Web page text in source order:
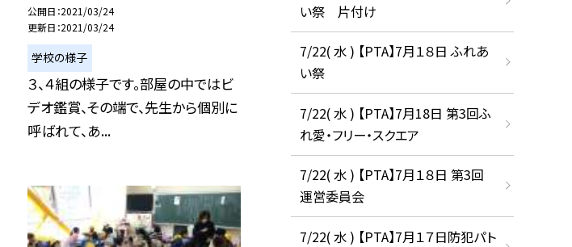
公開日 2021/03/24
更新日 2021/03/24
学校の様子
３、４組の様子です。部屋の中ではビ
デオ鑑賞、その端で、先生から個別に
呼ばれて、あ...
い祭 片付け
7/22( 水 ) 【PTA】7月１８日 ふれあ
い祭
7/22( 水 ) 【PTA】7月18日 第3回ふ
れ愛・フリー・スクエア
7/22( 水 ) 【PTA】7月１８日 第3回
運営委員会
7/22( 水 ) 【PTA】7月１７日防犯パト